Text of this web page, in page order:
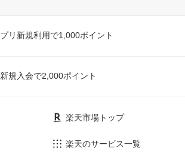
リ新規利用で1,000ポイント
規入会で2,000ポイント
楽天市場トップ
楽天のサービス一覧